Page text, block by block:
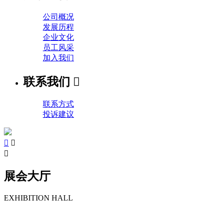
公司概况
发展历程
企业文化
员工风采
加入我们
联系我们 
联系方式
投诉建议
 

展会大厅
EXHIBITION HALL